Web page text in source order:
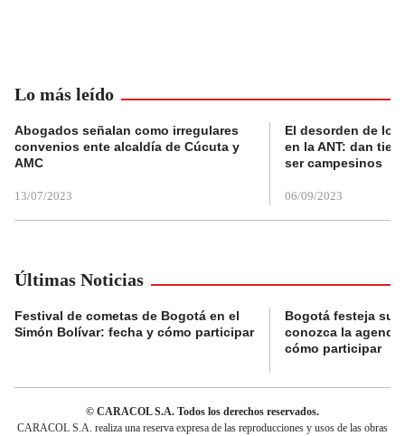
Lo más leído
Abogados señalan como irregulares
convenios ente alcaldía de Cúcuta y
AMC
13/07/2023
El desorden de
en la ANT: dan
ser campesinos
06/09/2023
Últimas Noticias
Festival de cometas de Bogotá en el
Simón Bolívar: fecha y cómo participar
Bogotá festeja su
conozca la
cómo participar
© CARACOL S.A. Todos los derechos reservados.
CARACOL S.A. realiza una reserva expresa de las reproducciones y usos de las obras